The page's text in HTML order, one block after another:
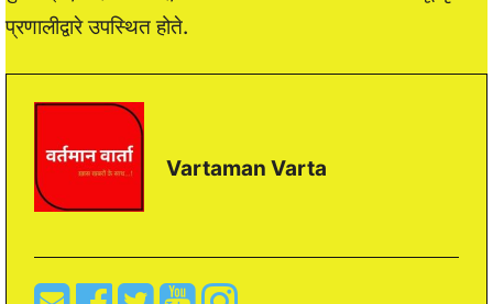
प्रणालीद्वारे उपस्थित होते.
Vartaman Varta